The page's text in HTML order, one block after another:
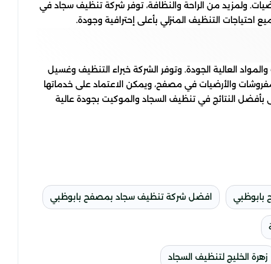
ولمزيد من الراحة والنظافة، توفر شركة تنظيف سجاد في
التنظيف المنزلي بأعلى إحترافية وجودة.
العالية الجودة. وتوفر الشركة خبراء التنظيف وغسيل
والأرضيات في مصفح، ويمكن الاعتماد على خدماتها
النتائج في تنظيف السجاد والموكيت بجودة عالية
بابوظبي افضل شركة تنظيف سجاد بمصفح بابوظبي
زهرة الخليج لتنظيف السجاد